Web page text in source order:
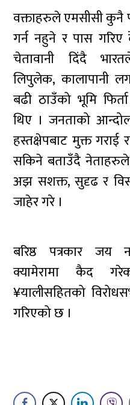
वक्ताहरुले एमसीसी कुनै
गर्न नहुने र पास
चेतावानी दिंदै
लिपुलेक, कालापानी
बढी ठाउँको भूमि
थिए । जनताको
हस्तक्षेपबाट मुक्त गराई
सकिने बताउँदै
अझ सशक्त, सुदृढ र
जाहेर गरे ।
बरिष्ठ पत्रकार जय
क्यामेरामा कैद
¥यालीसहितको
गरिएको छ ।